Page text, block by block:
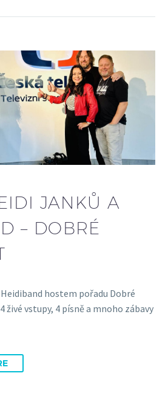
JANKŮ A
– DOBRÉ
hostem pořadu Dobré
živé vstupy, 4 písně a mnoho zábavy